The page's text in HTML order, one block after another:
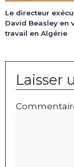
Le directeur
David Beasley en
travail en Algérie
Laisser